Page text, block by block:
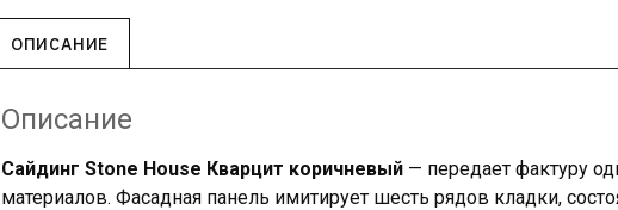
ОПИСАНИЕ
Описание
Сайдинг Stone House Кварцит коричневый — передает фактуру
материалов. Фасадная панель имитирует шесть рядов кладки,